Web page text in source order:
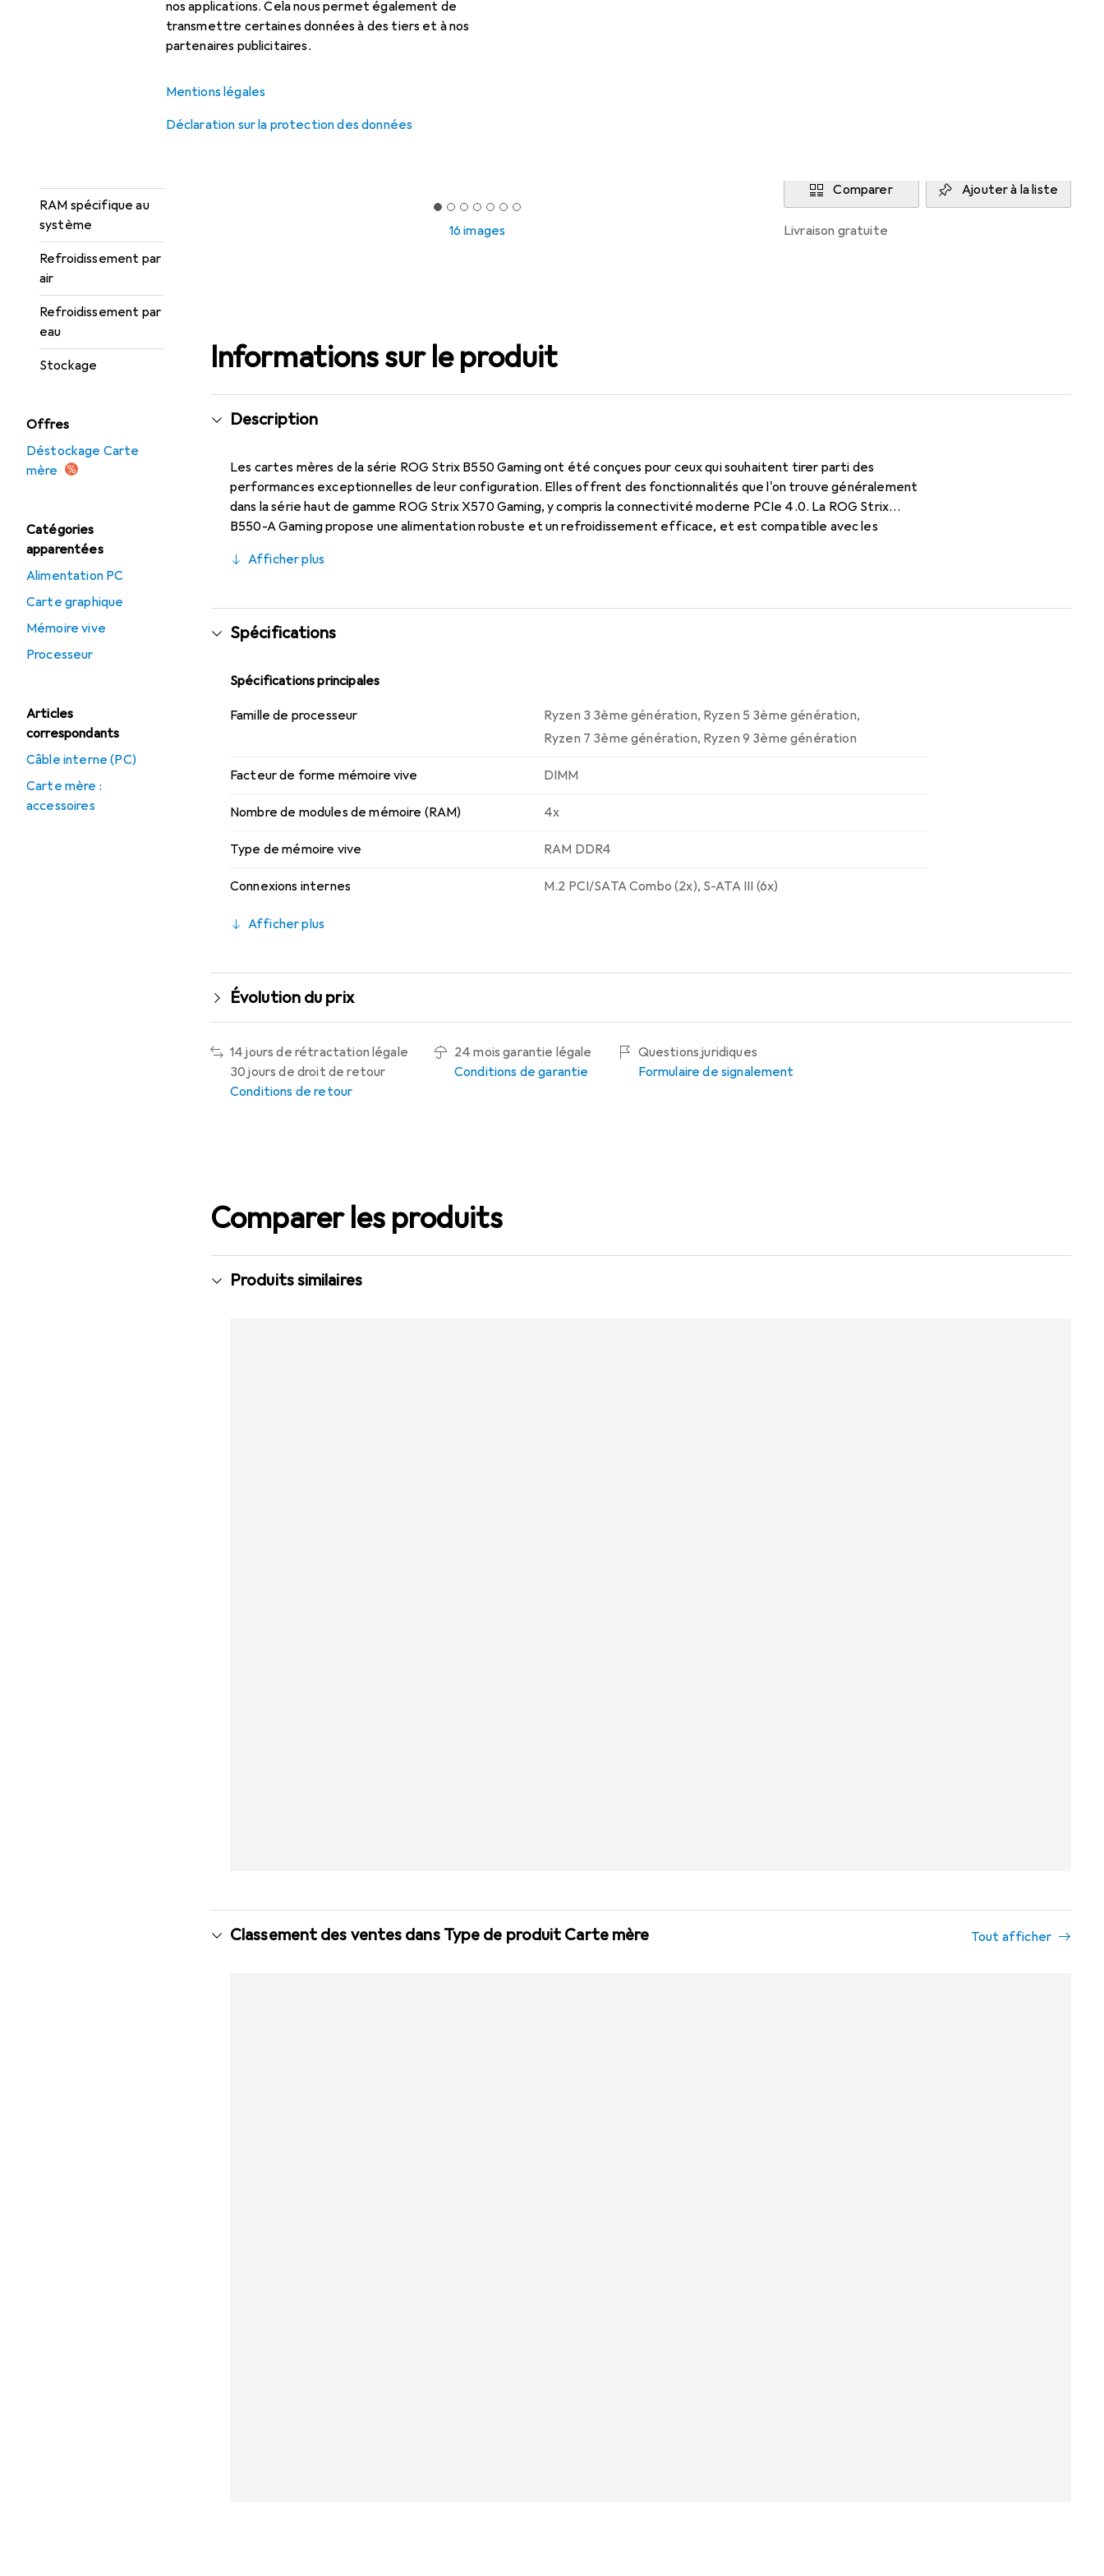
nos applications. Cela nous permet également de
transmettre certaines données à des tiers et à nos
partenaires publicitaires.
Mentions légales
Déclaration sur la protection des données
RAM spécifique au
système
Refroidissement par
air
Refroidissement par
eau
Stockage
Offres
Déstockage Carte
mère
Catégories
apparentées
Alimentation PC
Carte graphique
Mémoire vive
Processeur
Articles
correspondants
Câble interne (PC)
Carte mère :
accessoires
16 images
Comparer Ajouter à la liste
livraison gratuite
Informations sur le produit
Description
Les cartes mères de la série ROG Strix B550 Gaming ont été conçues pour ceux qui souhaitent tirer parti des
performances exceptionnelles de leur configuration. Elles offrent des fonctionnalités que l'on trouve généralement
dans la série haut de gamme ROG Strix X570 Gaming, y compris la connectivité moderne PCIe 4.0. La ROG Strix
B550-A Gaming propose une alimentation robuste et un refroidissement efficace, et est compatible avec les
argent-blanc époustouflante et une esthétique inspirée de Cyberpunk, offrant un look exceptionnel.
Afficher plus
Spécifications
Spécifications principales
Famille de processeur Ryzen 3 3ème génération, Ryzen 5 3ème génération,
Ryzen 7 3ème génération, Ryzen 9 3ème génération
Facteur de forme mémoire vive DIMM
Nombre de modules de mémoire (RAM) 4x
Type de mémoire vive RAM DDR4
Connexions internes M.2 PCI/SATA Combo (2x), S-ATA III (6x)
Afficher plus
Évolution du prix
14 jours de rétractation légale
30 jours de droit de retour
Conditions de retour
24 mois garantie légale
Conditions de garantie
Questions juridiques
Formulaire de signalement
Comparer les produits
Produits similaires
Classement des ventes dans Type de produit Carte mère Tout afficher